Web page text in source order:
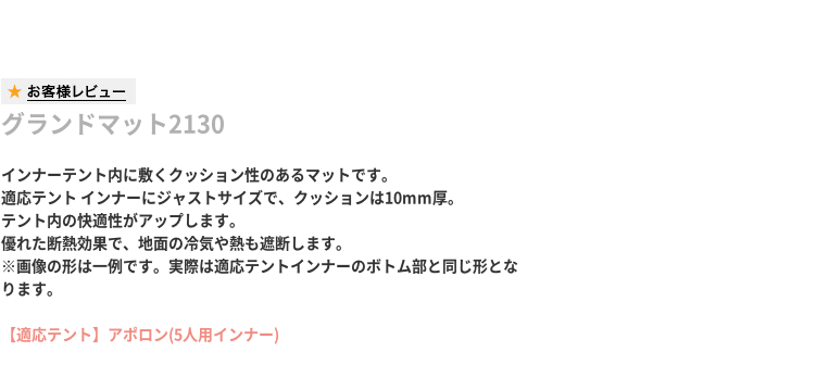
グランドマット2130
インナーテント内に敷くクッション性のあるマットです。
適応テント インナーにジャストサイズで、クッションは10mm厚。
テント内の快適性がアップします。
優れた断熱効果で、地面の冷気や熱も遮断します。
※画像の形は一例です。実際は適応テントインナーのボトム部と同じ形とな
ります。
【適応テント】アポロン(5人用インナー)